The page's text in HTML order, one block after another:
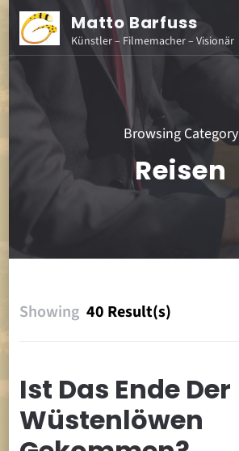
Matto Barfuss
Künstler – Filmemacher – Visionär
Browsing Category
Reisen
Showing 40 Result(s)
Ist Das Ende Der
Wüstenlöwen